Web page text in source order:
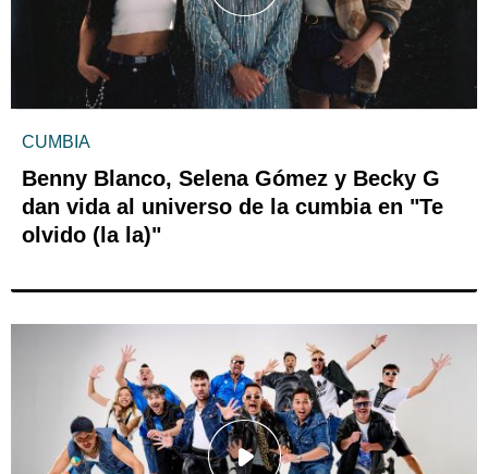
CUMBIA
Benny Blanco, Selena Gómez y Becky G
dan vida al universo de la cumbia en "Te
olvido (la la)"